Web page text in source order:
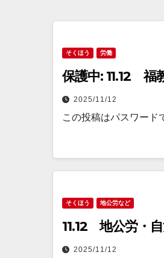
そくほう 労働
保護中: 11.12 福
2025/11/12
この投稿はパスワード
そくほう 地公労など
11.12 地公労・
2025/11/12